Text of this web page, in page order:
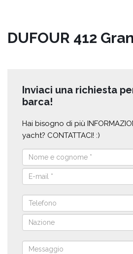
DUFOUR 412
Inviaci una richiesta
barca!
Hai bisogno di più
yacht? CONTATTACI! :)